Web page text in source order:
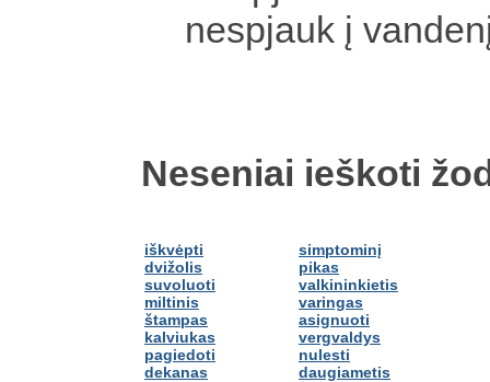
nespjauk į
Neseniai ieškoti
iškvėpti
dvižolis
suvoluoti
miltinis
štampas
kalviukas
pagiedoti
dekanas
simptominį
pikas
valkininkietis
varingas
asignuoti
vergvaldys
nulesti
daugiametis